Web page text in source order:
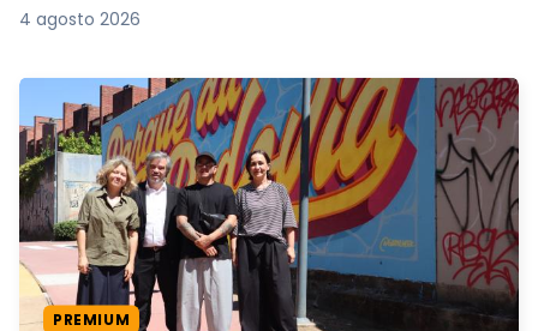
4 agosto 2026
PREMIUM